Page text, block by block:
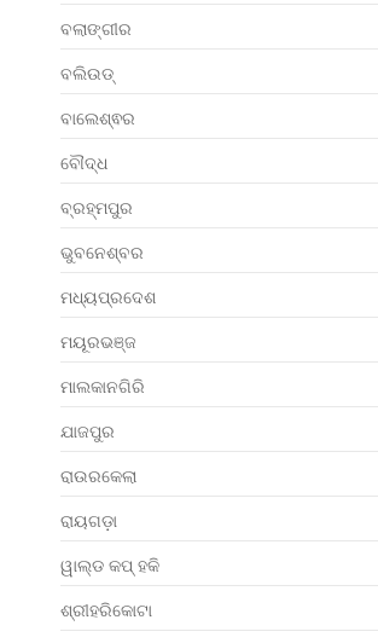
ବଲାଙ୍ଗୀର
ବଲିଉଡ୍
ବାଲେଶ୍ଵର
ବୌଦ୍ଧ
ବ୍ରହ୍ମପୁର
ଭୁବନେଶ୍ବର
ମଧ୍ୟପ୍ରଦେଶ
ମୟୂରଭଞ୍ଜ
ମାଲକାନଗିରି
ଯାଜପୁର
ରାଉରକେଲା
ରାୟଗଡ଼ା
ୱାଲ୍ଡ କପ୍ ହକି
ଶ୍ରୀହରିକୋଟା